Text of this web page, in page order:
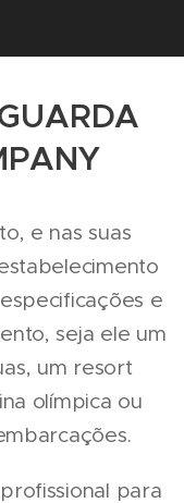
e nas suas
e
seja ele um
um resort
olímpica ou
para